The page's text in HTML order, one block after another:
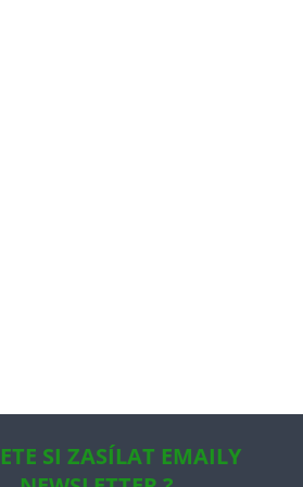
SI ZASÍLAT EMAILY